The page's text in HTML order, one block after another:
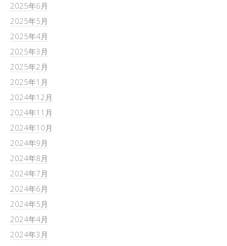
2025年6月
2025年5月
2025年4月
2025年3月
2025年2月
2025年1月
2024年12月
2024年11月
2024年10月
2024年9月
2024年8月
2024年7月
2024年6月
2024年5月
2024年4月
2024年3月